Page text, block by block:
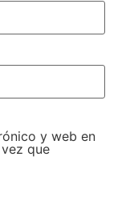
y web en
que